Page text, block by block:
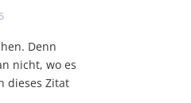
Denn
nicht, wo es
dieses Zitat